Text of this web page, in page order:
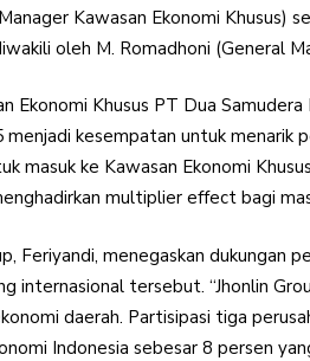
Kawasan Ekonomi Khusus)
oleh M. Romadhoni (General
Ekonomi Khusus PT Dua
menjadi kesempatan untuk menarik
masuk ke Kawasan Ekonomi
multiplier effect bagi
Feriyandi, menegaskan dukungan
internasional tersebut. “Jhonlin
daerah. Partisipasi tiga
Indonesia sebesar 8 persen